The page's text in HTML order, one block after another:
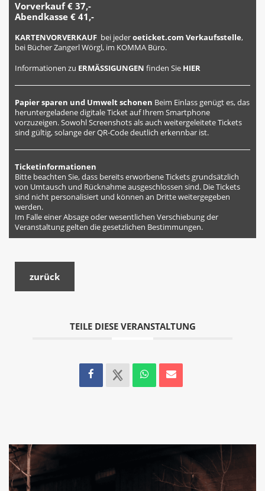
Vorverkauf € 37,-
Abendkasse € 41,-
KARTENVORVERKAUF bei jederoeticket.com Verkaufsstelle,
bei Bücher Zangerl Wörgl, im KOMMA Büro.
Informationen zu ERMÄSSIGUNGEN finden Sie HIER
Papier sparen und Umwelt schonen Beim Einlass genügt es, das
heruntergeladene digitale Ticket auf Ihrem Smartphone
vorzuzeigen. Sowohl Screenshots als auch weitergeleitete Tickets
sind gültig, solange der QR-Code deutlich erkennbar ist.
Ticketinformationen
Bitte beachten Sie, dass bereits erworbene Tickets grundsätzlich
von Umtausch und Rücknahme ausgeschlossen sind. Die Tickets
sind nicht personalisiert und können an Dritte weitergegeben
werden.
Im Falle einer Absage oder wesentlichen Verschiebung der
Veranstaltung gelten die gesetzlichen Bestimmungen.
zurück
TEILE DIESE VERANSTALTUNG